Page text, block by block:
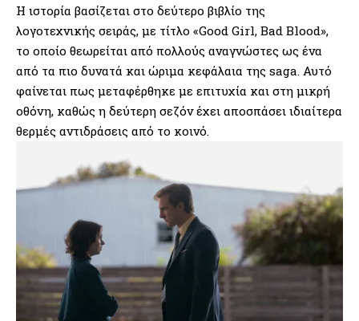
Η ιστορία βασίζεται στο δεύτερο βιβλίο της
λογοτεχνικής σειράς, με τίτλο «Good Girl, Bad Blood»,
το οποίο θεωρείται από πολλούς αναγνώστες ως ένα
από τα πιο δυνατά και ώριμα κεφάλαια της saga. Αυτό
φαίνεται πως μεταφέρθηκε με επιτυχία και στη μικρή
οθόνη, καθώς η δεύτερη σεζόν έχει αποσπάσει ιδιαίτερα
θερμές αντιδράσεις από το κοινό.